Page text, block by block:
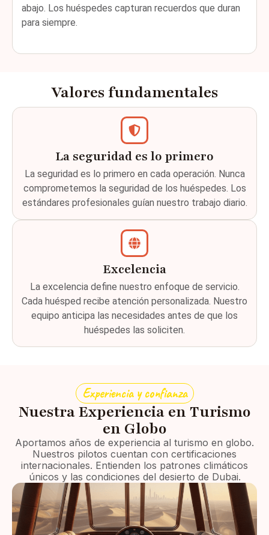
abajo. Los huéspedes capturan recuerdos que duran
para siempre.
Valores fundamentales
La seguridad es lo primero
La seguridad es lo primero en cada operación. Nunca
comprometemos la seguridad de los huéspedes. Los
estándares profesionales guían nuestro trabajo diario.
Excelencia
La excelencia define nuestro enfoque de servicio.
Cada huésped recibe atención personalizada. Nuestro
equipo anticipa las necesidades antes de que los
huéspedes las soliciten.
Experiencia y confianza
Nuestra Experiencia en Turismo
en Globo
Aportamos años de experiencia al turismo en globo.
Nuestros pilotos cuentan con certificaciones
internacionales. Entienden los patrones climáticos
únicos y las condiciones del desierto de Dubai.